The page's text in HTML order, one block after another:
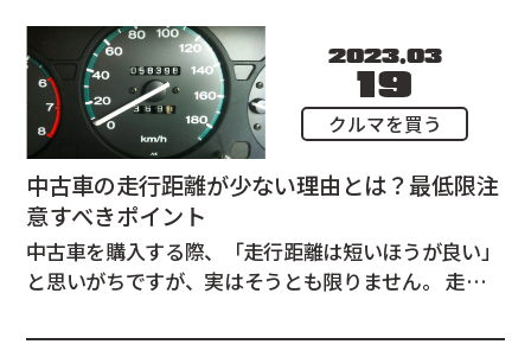
ついて、軽自動車にフォーカスして解説させてい...
2023.03
19
クルマを買う
中古車の走行距離が少ない理由とは？最低限注
意すべきポイント
中古車を購入する際、「走行距離は短いほうが良い」
と思いがちですが、実はそうとも限りません。 走行
です。 この記事では、走行距離が少ない中古車を購入